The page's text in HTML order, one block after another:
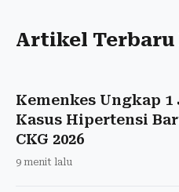
Artikel Terbaru
Kemenkes Ungkap 1
Kasus Hipertensi
CKG 2026
9 menit lalu